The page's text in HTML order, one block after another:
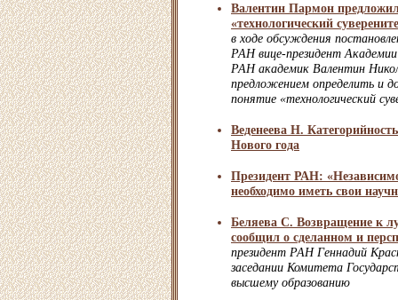
Валентин Пармон
«технологический
в ходе обсуждения
РАН вице-президент
РАН академик Валентин
предложением определить и
понятие «технологический
Веденеева Н.
Нового года
Президент РАН:
необходимо иметь свои
Беляева С. Возвращение к
сообщил о сделанном и
президент РАН Геннадий
заседании Комитета
высшему образованию